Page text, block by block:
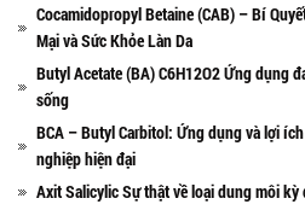
Cocamidopropyl Betaine (CAB) – Bí
Mại và Sức Khỏe Làn Da
Butyl Acetate (BA) C6H12O2 Ứng dụng
sống
BCA – Butyl Carbitol: Ứng dụng và lợi
nghiệp hiện đại
Axit Salicylic Sự thật về loại dung môi kỳ